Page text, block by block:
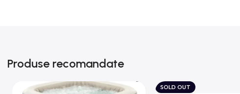
Produse recomandate
SOLD OUT